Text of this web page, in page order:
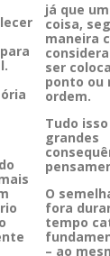
já que
coisa,
maneira
ser
ponto ou
ordem.
Tudo
grandes
O
fora
tempo
– ao